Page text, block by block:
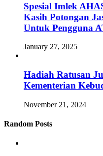
Spesial Imlek
Kasih Potongan
Untuk Pengguna
January 27, 2025
Hadiah Ratusan
Kementerian
November 21, 2024
Random Posts